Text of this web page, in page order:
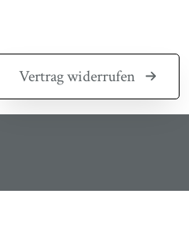
Vertrag widerrufen